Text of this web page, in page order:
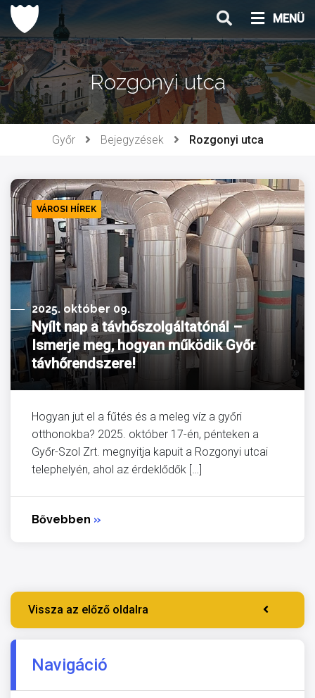
Ugrás
tartalomhoz
MENÜ
Rozgonyi utca
Győr Bejegyzések Rozgonyi utca
VÁROSI HÍREK
2025. október 09.
Nyílt nap a távhőszolgáltatónál –
Ismerje meg, hogyan működik Győr
távhőrendszere!
Hogyan jut el a fűtés és a meleg víz a győri
otthonokba? 2025. október 17-én, pénteken a
Győr-Szol Zrt. megnyitja kapuit a Rozgonyi utcai
telephelyén, ahol az érdeklődők […]
Bővebben »
Vissza az előző oldalra
Navigáció